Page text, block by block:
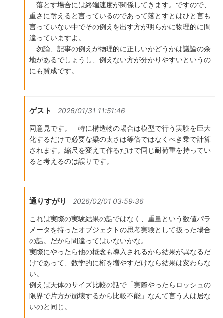
落とす場合には終端速度が関係してきます。ですので、
重さに耐えると言っているのであって落とすとはひと言も
言っていない中でその例えを出す方が明らかに物理的に間
違っていますよ。
勿論、記事の例えが物理的に正しいかどうかは議論の余
地があるでしょうし、例えない方が分かりやすいというの
にも賛成です。
ゲスト 2026/01/31 11:51:46
同意見です。 特に構造物の場合は模型で行う実験を巨大
化するだけで必要な梁の太さは等倍ではなくべき乗で計算
されます。縮尺を変えて作るだけで同じ耐荷重を持ってい
ると考えるのは誤りです。
通りすがり 2026/02/01 03:59:36
これは実際の実験結果の話ではなく、重量という数値パラ
メータを持ったオブジェクトの思考実験として扱った場合
の話。だから間違ってはいないかな。
実際にやったら他の概念も導入されるから結果が異なるだ
けであって、数学的に桁を増やすだけなら結果は変わらな
い。
例えば天体のサイズ比較の話で「実際やったらロッシュの
限界で片方が崩壊するから比較不能」なんて言う人は居な
いのと同じ。